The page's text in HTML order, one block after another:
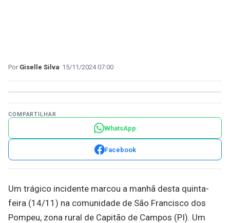
Giselle Silva 15/11/2024 07:00
COMPARTILHAR
WhatsApp
Facebook
Um trágico incidente marcou a manhã desta quinta-
feira (14/11) na comunidade de São Francisco dos
Pompeu, zona rural de Capitão de Campos (PI). Um